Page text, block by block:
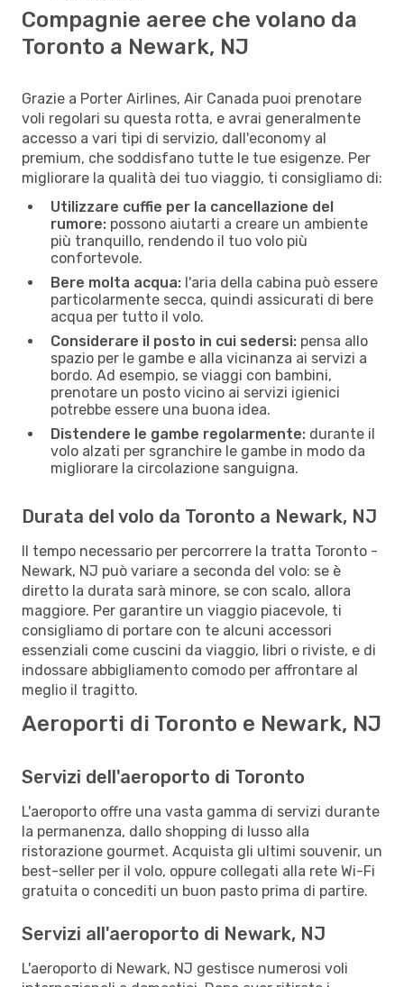
Compagnie aeree che volano da
Toronto a Newark, NJ
Grazie a Porter Airlines, Air Canada puoi prenotare
voli regolari su questa rotta, e avrai generalmente
accesso a vari tipi di servizio, dall'economy al
premium, che soddisfano tutte le tue esigenze. Per
migliorare la qualità dei tuo viaggio, ti consigliamo di:
Utilizzare cuffie per la cancellazione del
rumore: possono aiutarti a creare un ambiente
più tranquillo, rendendo il tuo volo più
confortevole.
Bere molta acqua: l'aria della cabina può essere
particolarmente secca, quindi assicurati di bere
acqua per tutto il volo.
Considerare il posto in cui sedersi: pensa allo
spazio per le gambe e alla vicinanza ai servizi a
bordo. Ad esempio, se viaggi con bambini,
prenotare un posto vicino ai servizi igienici
potrebbe essere una buona idea.
Distendere le gambe regolarmente: durante il
volo alzati per sgranchire le gambe in modo da
migliorare la circolazione sanguigna.
Durata del volo da Toronto a Newark, NJ
Il tempo necessario per percorrere la tratta Toronto -
Newark, NJ può variare a seconda del volo: se è
diretto la durata sarà minore, se con scalo, allora
maggiore. Per garantire un viaggio piacevole, ti
consigliamo di portare con te alcuni accessori
essenziali come cuscini da viaggio, libri o riviste, e di
indossare abbigliamento comodo per affrontare al
meglio il tragitto.
Aeroporti di Toronto e Newark, NJ
Servizi dell'aeroporto di Toronto
L'aeroporto offre una vasta gamma di servizi durante
la permanenza, dallo shopping di lusso alla
ristorazione gourmet. Acquista gli ultimi souvenir, un
best-seller per il volo, oppure collegati alla rete Wi-Fi
gratuita o concediti un buon pasto prima di partire.
Servizi all'aeroporto di Newark, NJ
L'aeroporto di Newark, NJ gestisce numerosi voli